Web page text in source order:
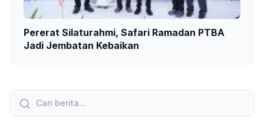
Pererat Silaturahmi, Safari Ramadan PTBA
Jadi Jembatan Kebaikan